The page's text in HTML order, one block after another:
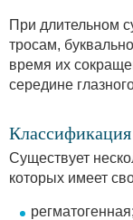
При длительном
тросам,
время их
середине
Классификация
Существует
которых имеет
регматогенная;